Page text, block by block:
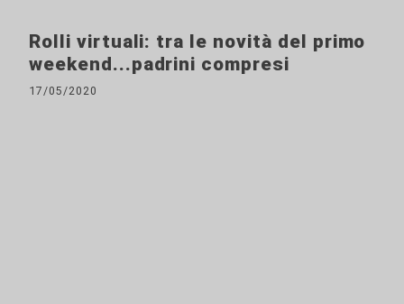
Rolli virtuali: tra le novità del primo
weekend...padrini compresi
17/05/2020